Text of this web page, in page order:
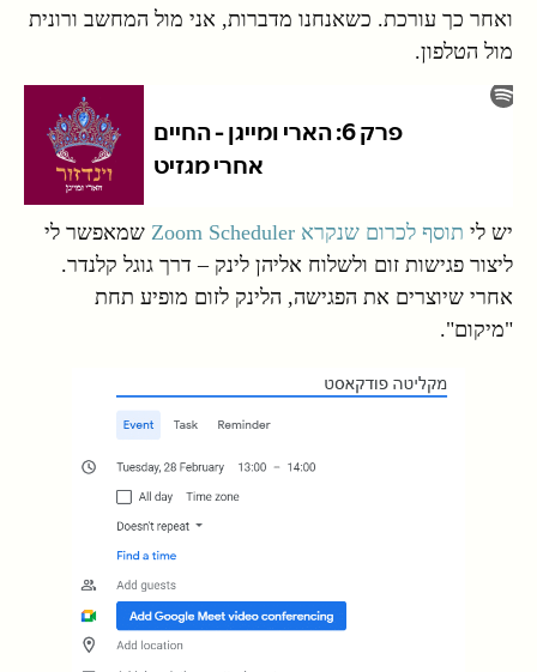
ואחר כך עורכת. כשאנחנו מדברות, אני מול המחשב ורונית
מול הטלפון.
יש לי תוסף לכרום שנקרא Zoom Scheduler
שמאפשר לי
ליצור פגישות זום ולשלוח אליהן לינק – דרך גוגל קלנדר.
אחרי שיוצרים את הפגישה, הלינק לזום מופיע תחת
"מיקום".